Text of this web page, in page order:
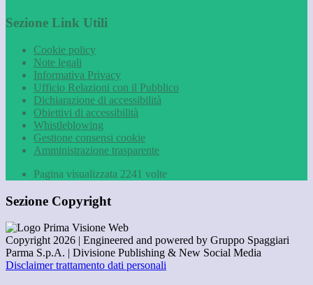
Sezione Link Utili
Cookie policy
Note legali
Informativa Privacy
Ufficio Relazioni con il Pubblico
Dichiarazione di accessibilità
Obiettivi di accessibilità
Whistleblowing
Gestione consensi cookie
Amministrazione trasparente
Pagina visualizzata 2241 volte
Sezione Copyright
Copyright 2026 | Engineered and powered by Gruppo Spaggiari
Parma S.p.A. | Divisione Publishing & New Social Media
Disclaimer trattamento dati personali